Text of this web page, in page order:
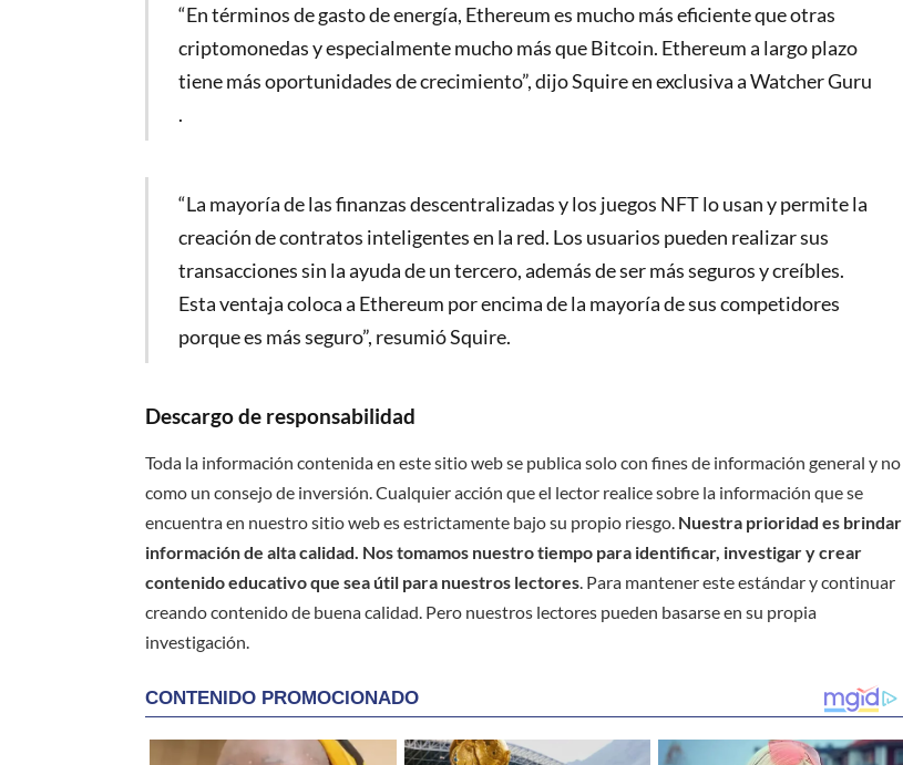
“En términos de gasto de energía, Ethereum es mucho más eficiente que otras
criptomonedas y especialmente mucho más que Bitcoin. Ethereum a largo plazo
tiene más oportunidades de crecimiento”, dijo Squire en exclusiva a Watcher Guru
.
“La mayoría de las finanzas descentralizadas y los juegos NFT lo usan y permite la
creación de contratos inteligentes en la red. Los usuarios pueden realizar sus
transacciones sin la ayuda de un tercero, además de ser más seguros y creíbles.
Esta ventaja coloca a Ethereum por encima de la mayoría de sus competidores
porque es más seguro”, resumió Squire.
Descargo de responsabilidad
Toda la información contenida en este sitio web se publica solo con fines de información general y no
como un consejo de inversión. Cualquier acción que el lector realice sobre la información que se
encuentra en nuestro sitio web es estrictamente bajo su propio riesgo. Nuestra prioridad es brindar
información de alta calidad. Nos tomamos nuestro tiempo para identificar, investigar y crear
contenido educativo que sea útil para nuestros lectores. Para mantener este estándar y continuar
creando contenido de buena calidad. Pero nuestros lectores pueden basarse en su propia
investigación.